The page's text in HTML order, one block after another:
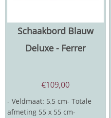
Schaakbord Blauw
Deluxe - Ferrer
€109,00
- Veldmaat: 5,5 cm- Totale
afmeting 55 x 55 cm-